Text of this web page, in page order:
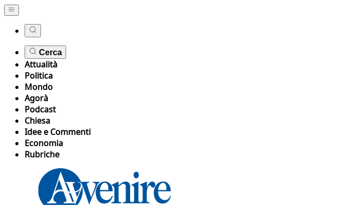
Cerca
Attualità
Politica
Mondo
Agorà
Podcast
Chiesa
Idee e Commenti
Economia
Rubriche